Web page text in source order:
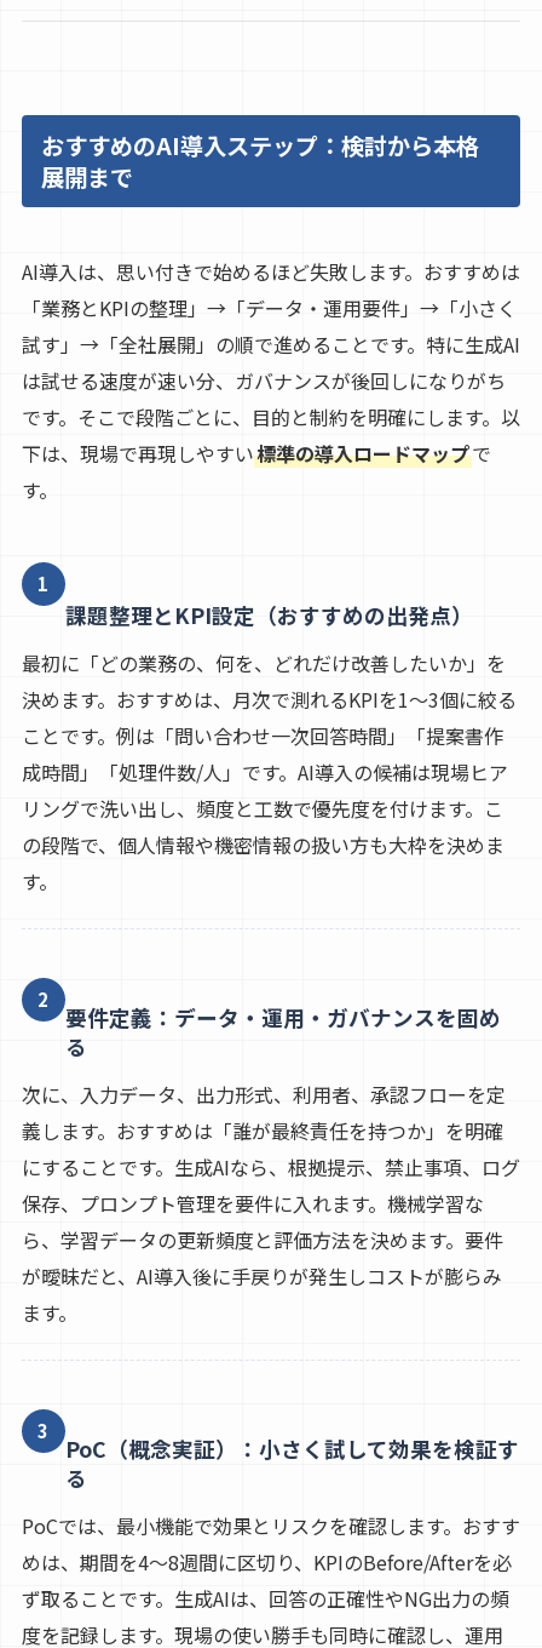
おすすめのAI導入ステップ：検討から本格
展開まで
AI導入は、思い付きで始めるほど失敗します。おすすめは
「業務とKPIの整理」→「データ・運用要件」→「小さく
試す」→「全社展開」の順で進めることです。特に生成AI
は試せる速度が速い分、ガバナンスが後回しになりがち
です。そこで段階ごとに、目的と制約を明確にします。以
下は、現場で再現しやすい標準の導入ロードマップで
す。
1
課題整理とKPI設定（おすすめの出発点）
最初に「どの業務の、何を、どれだけ改善したいか」を
決めます。おすすめは、月次で測れるKPIを1〜3個に絞る
ことです。例は「問い合わせ一次回答時間」「提案書作
成時間」「処理件数/人」です。AI導入の候補は現場ヒア
リングで洗い出し、頻度と工数で優先度を付けます。こ
の段階で、個人情報や機密情報の扱い方も大枠を決めま
す。
2
要件定義：データ・運用・ガバナンスを固め
る
次に、入力データ、出力形式、利用者、承認フローを定
義します。おすすめは「誰が最終責任を持つか」を明確
にすることです。生成AIなら、根拠提示、禁止事項、ログ
保存、プロンプト管理を要件に入れます。機械学習な
ら、学習データの更新頻度と評価方法を決めます。要件
が曖昧だと、AI導入後に手戻りが発生しコストが膨らみ
ます。
3
PoC（概念実証）：小さく試して効果を検証す
る
PoCでは、最小機能で効果とリスクを確認します。おすす
めは、期間を4〜8週間に区切り、KPIのBefore/Afterを必
ず取ることです。生成AIは、回答の正確性やNG出力の頻
度を記録します。現場の使い勝手も同時に確認し、運用